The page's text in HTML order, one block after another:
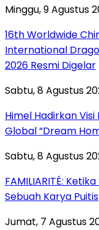
Minggu, 9 Agustus
16th Worldwide
International
2026 Resmi Digelar
Sabtu, 8 Agustus
Himel Hadirkan
Global “Dream
Sabtu, 8 Agustus
FAMILIARITÉ:
Sebuah Karya Puitis
Jumat, 7 Agustus